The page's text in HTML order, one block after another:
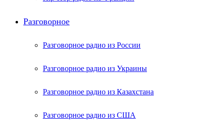
Разговорное
Разговорное радио из России
Разговорное радио из Украины
Разговорное радио из Казахстана
Разговорное радио из США